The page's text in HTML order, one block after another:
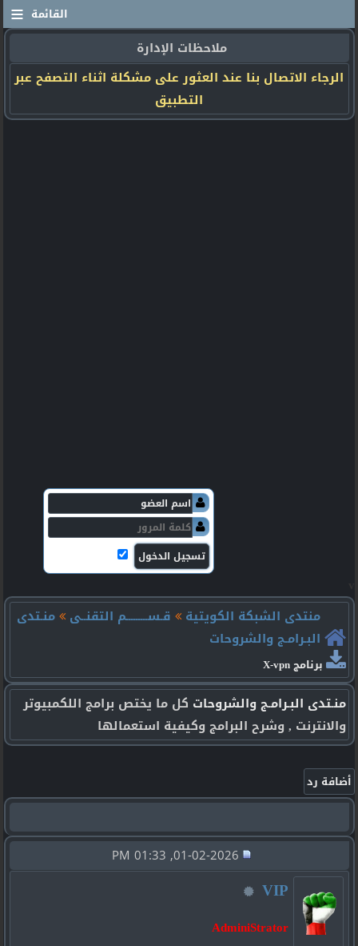
≡ القائمة
ملاحظات الإدارة
الرجاء الاتصال بنا عند العثور على مشكلة اثناء التصفح عبر
التطبيق
منتدى الشبكة الكويتية
قـســـــــــم التقنــى
منـتدى
البـرامـج والشروحات
برنامج X-vpn
منـتدى البـرامـج والشروحات كل ما يختص برامج اللكمبيوتر
والانترنت , وشرح البرامج وكيفية استعمالها
VIP
AdminiStrator